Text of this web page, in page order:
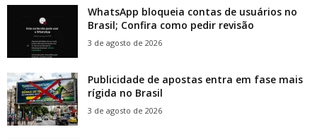
WhatsApp bloqueia contas de usuários no
Brasil; Confira como pedir revisão
3 de agosto de 2026
Publicidade de apostas entra em fase mais
rígida no Brasil
3 de agosto de 2026